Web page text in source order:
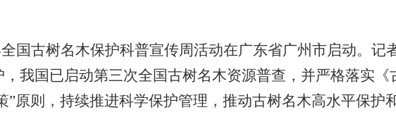
古树名木保护科普宣传周活动在广东省广州市启动。记
我国已启动第三次全国古树名木资源普查，并严格落实
”原则，持续推进科学保护管理，推动古树名木高水平保护